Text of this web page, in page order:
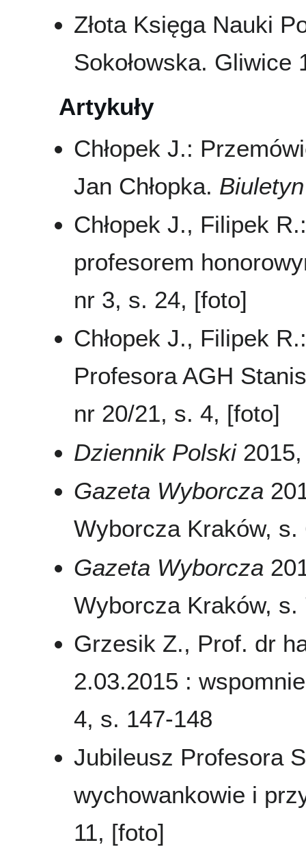
Złota Księga Nauki
Sokołowska. Gliwice
Artykuły
Chłopek J.:
Jan Chłopka.
Chłopek J., Filipek
profesorem
nr 3, s. 24, [foto]
Chłopek J., Filipek
Profesora AGH
nr 20/21, s. 4, [foto]
Dziennik Polski2015,
Gazeta Wyborcza
Wyborcza Kraków, s.
Gazeta Wyborcza
Wyborcza Kraków, s.
Grzesik Z., Prof. dr
2.03.2015 :
4, s. 147-148
Jubileusz Profesora
wychowankowie i
11, [foto]